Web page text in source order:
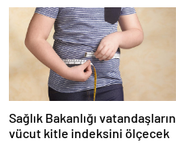
Sağlık Bakanlığı vatandaşların
vücut kitle indeksini ölçecek